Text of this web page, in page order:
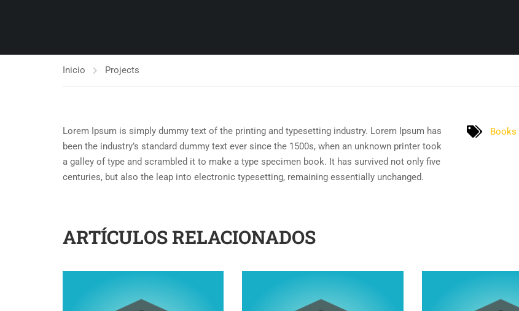
Inicio Projects
Lorem Ipsum is simply dummy text of the printing and typesetting industry. Lorem Ipsum has
been the industry’s standard dummy text ever since the 1500s, when an unknown printer took
a galley of type and scrambled it to make a type specimen book. It has survived not only five
centuries, but also the leap into electronic typesetting, remaining essentially unchanged.
Books
ARTÍCULOS RELACIONADOS